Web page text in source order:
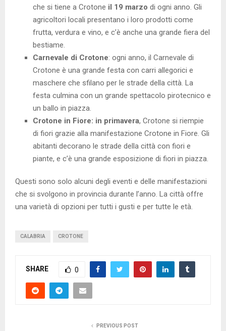
che si tiene a Crotone il 19 marzo di ogni anno. Gli
agricoltori locali presentano i loro prodotti come
frutta, verdura e vino, e c’è anche una grande fiera del
bestiame.
Carnevale di Crotone: ogni anno, il Carnevale di
Crotone è una grande festa con carri allegorici e
maschere che sfilano per le strade della città. La
festa culmina con un grande spettacolo pirotecnico e
un ballo in piazza.
Crotone in Fiore: in primavera, Crotone si riempie
di fiori grazie alla manifestazione Crotone in Fiore. Gli
abitanti decorano le strade della città con fiori e
piante, e c’è una grande esposizione di fiori in piazza.
Questi sono solo alcuni degli eventi e delle manifestazioni
che si svolgono in provincia durante l’anno. La città offre
una varietà di opzioni per tutti i gusti e per tutte le età.
CALABRIA CROTONE
SHARE 0
PREVIOUS POST